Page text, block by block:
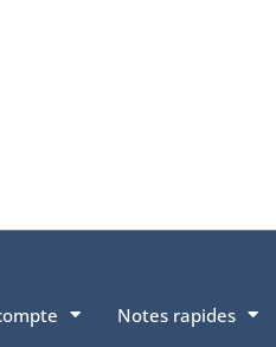
Notes rapides